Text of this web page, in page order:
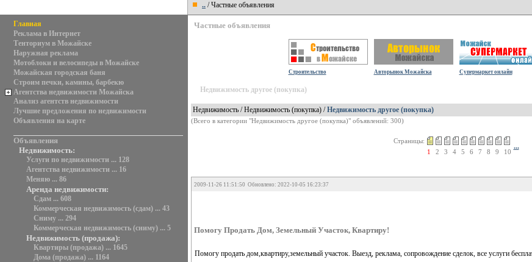
.. / Частные объявления
Главная
Реклама в Интернет
Тенториум в Можайске
Наружная реклама
Мотоблоки и велосипеды в Можайске
Можайская городская баня
Строим печки, камины, барбекю
Агентства недвижимости Можайска
Анализ агентств недвижимости
Лучшие предложения по недвижимости
Объявления на карте
Объявления
Недвижимость:
Услуги по недвижимости ... 128
Агентства недвижимости ... 16
Меняю ... 86
Аренда недвижимости:
Сдам ... 608
Коммерческая недвижимость (сдам) ... 43
Сниму ... 294
Коммерческая недвижимость (сниму) ... 5
Недвижимость (продажа):
Квартиры (продажа) ... 1645
Дома (продажа) ... 1164
Частные объявления
Строительство Авторынок Можайска Супермаркет онлайн
Недвижимость другое (покупка)
Недвижимость / Недвижимость (покупка) /Недвижимость другое (покупка)
(Всего в категории "Недвижимость другое (покупка)" объявлений: 300)
Страницы:
1
2 3 4 5 6 7 8 9 10
...
2009-11-26 11:51:50 Обновлено: 2022-10-05 16:23:37
Помогу Продать Дом, Земельный Участок, Квартиру!
Помогу продать дом,квартиру,земельный участок. Выезд, реклама, сопровождение сделок, все услуги